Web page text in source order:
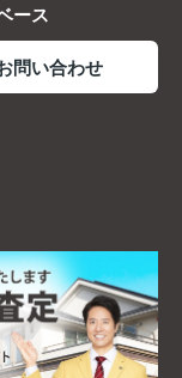
ース
問い合わせ